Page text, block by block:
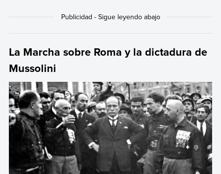
La Marcha sobre Roma y la dictadura de
Mussolini